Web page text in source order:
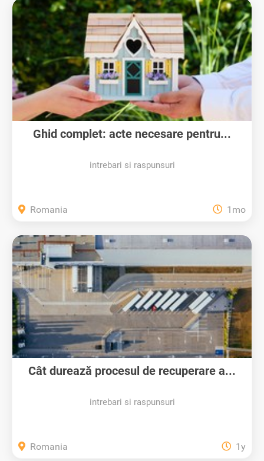
Ghid complet: acte necesare pentru...
intrebari si raspunsuri
Romania 1mo
Cât durează procesul de recuperare a...
intrebari si raspunsuri
Romania 1y